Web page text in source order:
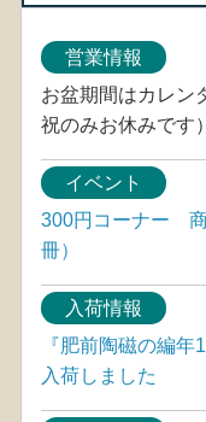
営業情報
お盆期間はカレン
祝のみお休みです）
イベント
300円コーナー
冊）
入荷情報
『肥前陶磁の編
入荷しました